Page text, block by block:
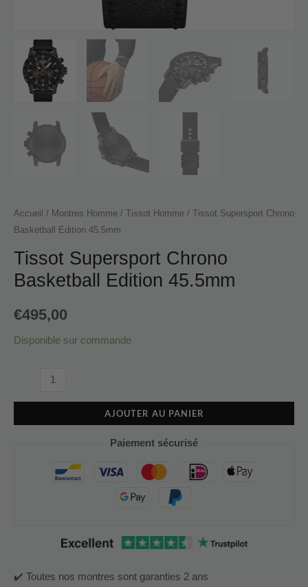
Accueil / Montres Homme / Tissot Homme / Tissot Supersport Chrono
Basketball Edition 45.5mm
Tissot Supersport Chrono
Basketball Edition 45.5mm
€495,00
Disponible sur commande
AJOUTER AU PANIER
Paiement sécurisé
✔️ Toutes nos montres sont garanties 2 ans